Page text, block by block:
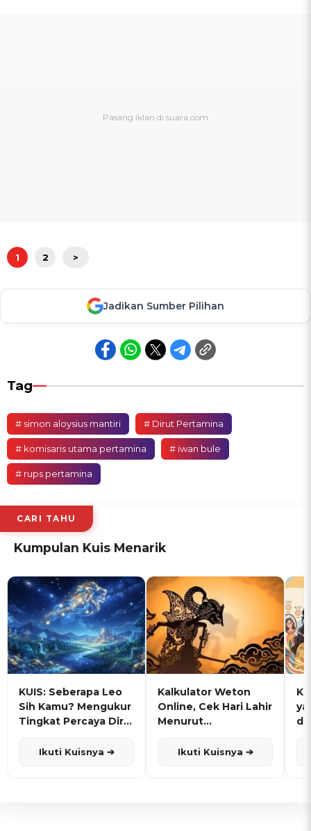
1 2 >
Jadikan Sumber Pilihan
Tag
# simon aloysius mantiri # Dirut Pertamina
# komisaris utama pertamina # iwan bule
# rups pertamina
CARI TAHU
Kumpulan Kuis Menarik
KUIS: Seberapa Leo
Sih Kamu? Mengukur
Tingkat Percaya Diri
Ikuti Kuisnya ➔
Kalkulator Weton
Online, Cek Hari Lahir
Menurut
Ikuti Kuisnya ➔